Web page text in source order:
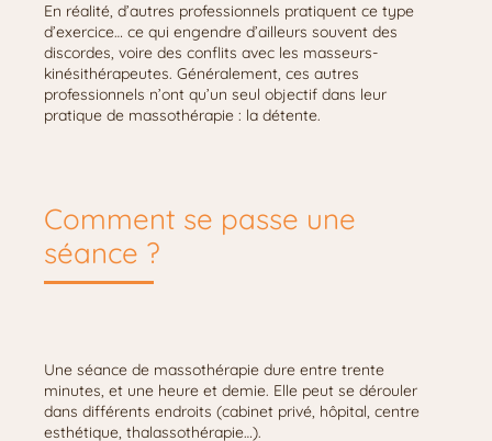
En réalité, d’autres professionnels pratiquent ce type
d’exercice… ce qui engendre d’ailleurs souvent des
discordes, voire des conflits avec les masseurs-
kinésithérapeutes. Généralement, ces autres
professionnels n’ont qu’un seul objectif dans leur
pratique de massothérapie : la détente.
Comment se passe une
séance ?
Une séance de massothérapie dure entre trente
minutes, et une heure et demie. Elle peut se dérouler
dans différents endroits (cabinet privé, hôpital, centre
esthétique, thalassothérapie…).